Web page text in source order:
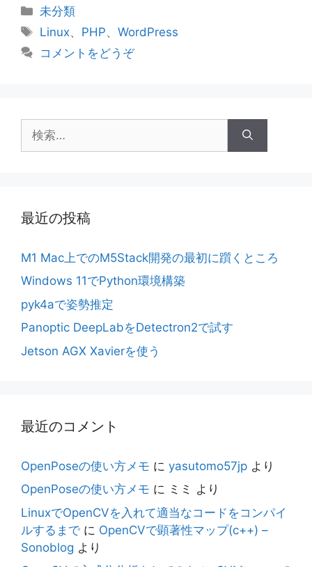
カ
テ
リ
未分類
タ
Linux、 PHP、WordPress
コメントをどうぞ
索:
最近の投稿
M1 Mac上でのM5Stack開発の最初に躓くところ
Windows 11でPython環境構築
pyk4aで姿勢推定
Panoptic DeepLabをDetectron2で試す
Jetson AGX Xavierを使う
最近のコメント
OpenPoseの使い方メモ に yasutomo57jp より
OpenPoseの使い方メモ に ミミ より
LinuxでOpenCVを入れて適当なコードをコンパイ
ルするまで に OpenCVで顕著性マップ(c++) –
Sonoblog より